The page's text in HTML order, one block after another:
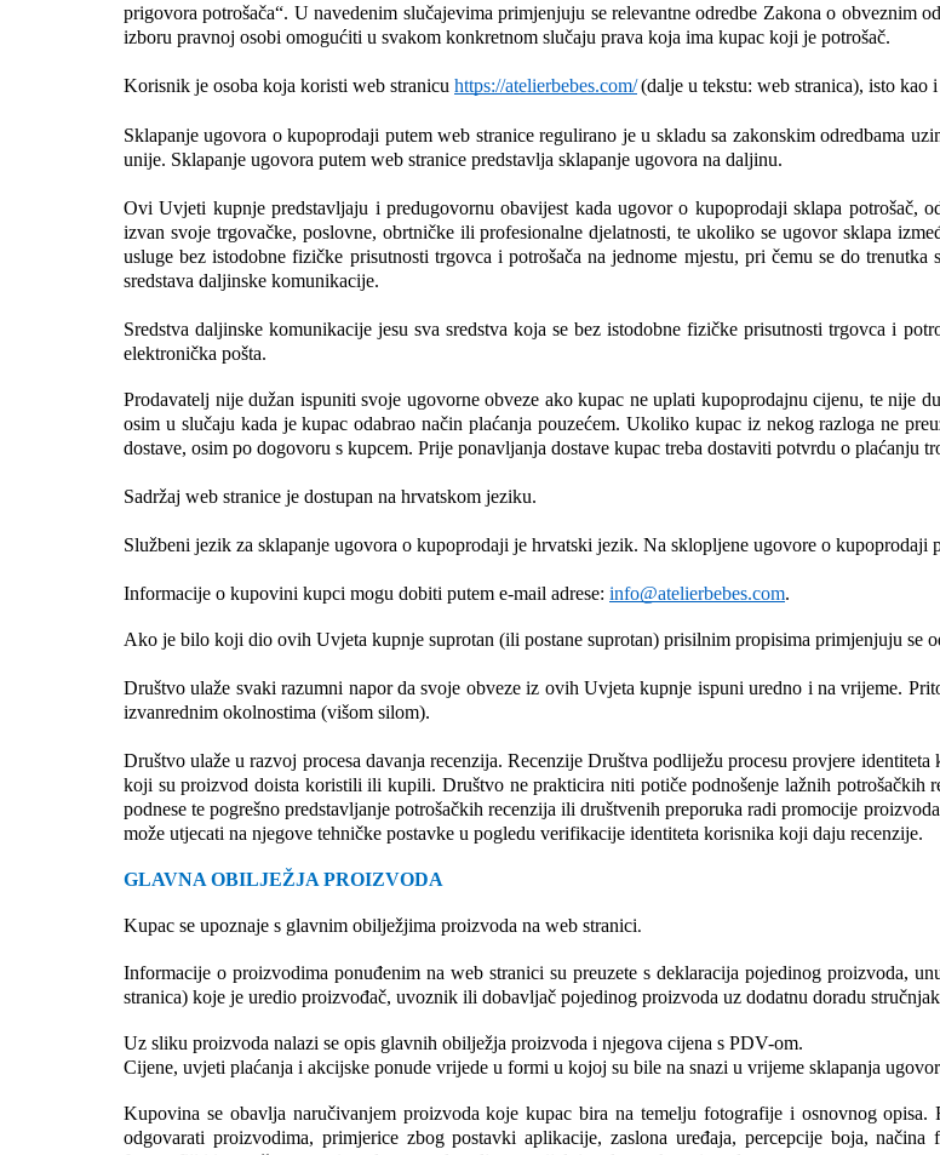
prigovora potrošača“. U navedenim slučajevima primjenjuju se relevantne odredbe Zakona o obveznim
izboru pravnoj osobi omogućiti u svakom konkretnom slučaju prava koja ima kupac koji je potrošač.
Korisnik je osoba koja koristi web stranicu https://atelierbebes.com/(dalje u tekstu: web stranica), isto
Sklapanje ugovora o kupoprodaji putem web stranice regulirano je u skladu sa zakonskim odredbama
unije. Sklapanje ugovora putem web stranice predstavlja sklapanje ugovora na daljinu.
Ovi Uvjeti kupnje predstavljaju i predugovornu obavijest kada ugovor o kupoprodaji sklapa potrošač,
izvan svoje trgovačke, poslovne, obrtničke ili profesionalne djelatnosti, te ukoliko se ugovor sklapa
usluge bez istodobne fizičke prisutnosti trgovca i potrošača na jednome mjestu, pri čemu se do
sredstava daljinske komunikacije.
Sredstva daljinske komunikacije jesu sva sredstva koja se bez istodobne fizičke prisutnosti trgovca i
elektronička pošta.
Prodavatelj nije dužan ispuniti svoje ugovorne obveze ako kupac ne uplati kupoprodajnu cijenu, te nije
osim u slučaju kada je kupac odabrao način plaćanja pouzećem. Ukoliko kupac iz nekog razloga ne
dostave, osim po dogovoru s kupcem. Prije ponavljanja dostave kupac treba dostaviti potvrdu o plaćanju
Sadržaj web stranice je dostupan na hrvatskom jeziku.
Službeni jezik za sklapanje ugovora o kupoprodaji je hrvatski jezik. Na sklopljene ugovore o kupoprodaji
Informacije o kupovini kupci mogu dobiti putem e-mail adrese: info@atelierbebes.com.
Ako je bilo koji dio ovih Uvjeta kupnje suprotan (ili postane suprotan) prisilnim propisima primjenjuju se
Društvo ulaže svaki razumni napor da svoje obveze iz ovih Uvjeta kupnje ispuni uredno i na vrijeme.
izvanrednim okolnostima (višom silom).
Društvo ulaže u razvoj procesa davanja recenzija. Recenzije Društva podliježu procesu provjere
koji su proizvod doista koristili ili kupili. Društvo ne prakticira niti potiče podnošenje lažnih potrošačkih
podnese te pogrešno predstavljanje potrošačkih recenzija ili društvenih preporuka radi promocije
može utjecati na njegove tehničke postavke u pogledu verifikacije identiteta korisnika koji daju recenzije.
GLAVNA OBILJEŽJA PROIZVODA
Kupac se upoznaje s glavnim obilježjima proizvoda na web stranici.
Informacije o proizvodima ponuđenim na web stranici su preuzete s deklaracija pojedinog proizvoda,
stranica) koje je uredio proizvođač, uvoznik ili dobavljač pojedinog proizvoda uz dodatnu doradu
Uz sliku proizvoda nalazi se opis glavnih obilježja proizvoda i njegova cijena s PDV-om.
Cijene, uvjeti plaćanja i akcijske ponude vrijede u formi u kojoj su bile na snazi u vrijeme sklapanja
Kupovina se obavlja naručivanjem proizvoda koje kupac bira na temelju fotografije i osnovnog
odgovarati proizvodima, primjerice zbog postavki aplikacije, zaslona uređaja, percepcije boja,